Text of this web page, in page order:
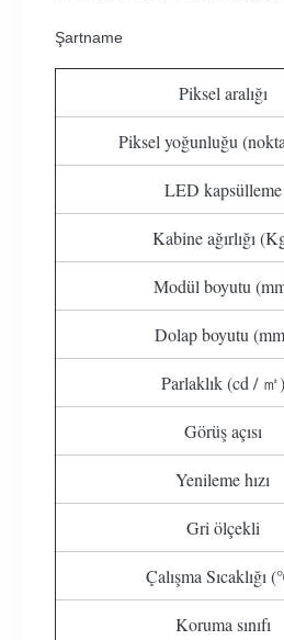
Şartname
Piksel aralığı
Piksel yoğunluğu
LED kapsülleme
Kabine ağırlığı
Modül boyutu
Dolap boyutu
Parlaklık (cd / ㎡)
Görüş açısı
Yenileme hızı
Gri ölçekli
Çalışma Sıcaklığı
Koruma sınıfı